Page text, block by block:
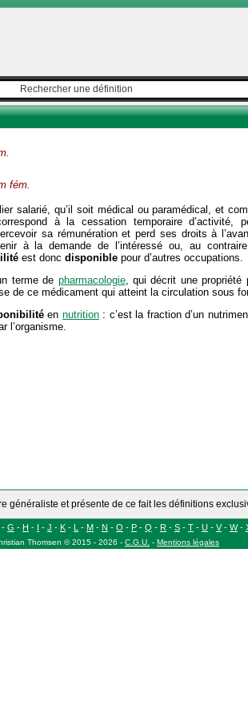
fém.
salarié, qu’il soit médical ou paramédical, et
à la cessation temporaire d’activité,
sa rémunération et perd ses droits à
à la demande de l’intéressé ou, au
est donc disponible pour d’autres occupations.
terme de pharmacologie, qui décrit une propriété
de ce médicament qui atteint la circulation sous
en nutrition: c’est la fraction d’un
l’organisme.
généraliste et présente de ce fait les définitions
- G - H - I - J - K - L - M - N - O - P - Q - R - S - T - U - V- W-
Thomsen ©2015 - 2026 - C.G.U. - Mentions légales